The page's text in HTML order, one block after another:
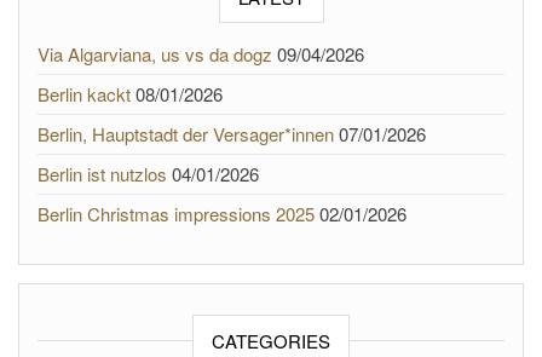
Via Algarviana, us vs da dogz 09/04/2026
Berlin kackt08/01/2026
Berlin, Hauptstadt der Versager*innen07/01/2026
Berlin ist nutzlos 04/01/2026
Berlin Christmas impressions 202502/01/2026
CATEGORIES